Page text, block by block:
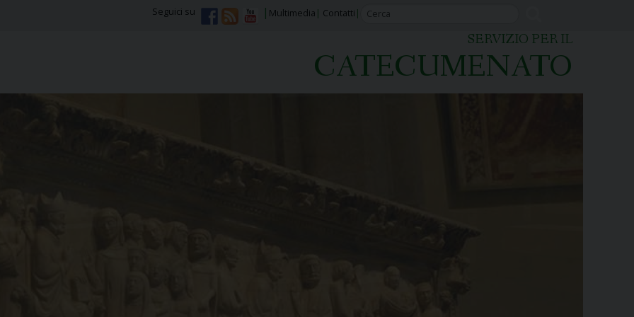
Multimedia Contatti
Seguici su
SERVIZIO PER IL
CATECUMENATO